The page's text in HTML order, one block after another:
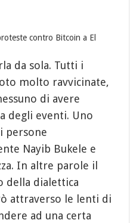
contro Bitcoin a El
da sola. Tutti i
molto ravvicinate,
di avere
degli eventi. Uno
persone
Nayib Bukele e
In altre parole il
della dialettica
attraverso le lenti di
ad una certa